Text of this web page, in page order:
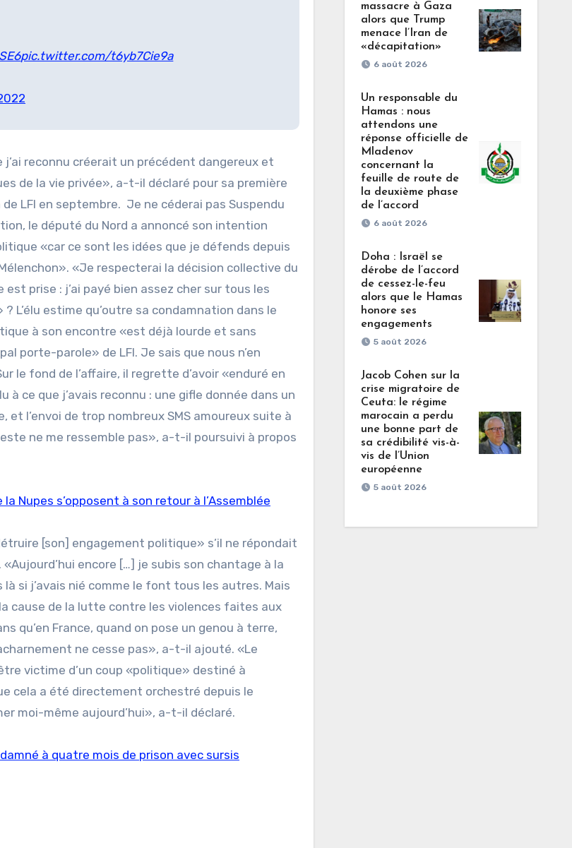
pic.twitter.com/t6yb7Cie9a
reconnu créerait un précédent dangereux et
de la vie privée», a-t-il déclaré pour sa première
LFI en septembre. Je ne céderai pas Suspendu
le député du Nord a annoncé son intention
«car ce sont les idées que je défends depuis
«Je respecterai la décision collective du
prise : j’ai payé bien assez cher sur tous les
L’élu estime qu’outre sa condamnation dans le
à son encontre «est déjà lourde et sans
porte-parole» de LFI. Je sais que nous n’en
le fond de l’affaire, il regrette d’avoir «enduré en
ce que j’avais reconnu : une gifle donnée dans un
l’envoi de trop nombreux SMS amoureux suite à
ne me ressemble pas», a-t-il poursuivi à propos
Nupes s’opposent à son retour à l’Assemblée
[son] engagement politique» s’il ne répondait
encore […] je subis son chantage à la
si j’avais nié comme le font tous les autres. Mais
cause de la lutte contre les violences faites aux
qu’en France, quand on pose un genou à terre,
ne cesse pas», a-t-il ajouté. «Le
victime d’un coup «politique» destiné à
cela a été directement orchestré depuis le
moi-même aujourd’hui», a-t-il déclaré.
à quatre mois de prison avec sursis
massacre à Gaza
alors que Trump
menace l’Iran de
«décapitation»
6 août 2026
Un responsable du
Hamas : nous
attendons une
réponse officielle de
Mladenov
concernant la
feuille de route de
la deuxième phase
de l’accord
6 août 2026
Doha : Israël se
dérobe de l’accord
de cessez-le-feu
alors que le Hamas
honore ses
engagements
5 août 2026
Jacob Cohen sur la
crise migratoire de
Ceuta: le régime
marocain a perdu
une bonne part de
sa crédibilité vis-à-
vis de l’Union
européenne
5 août 2026